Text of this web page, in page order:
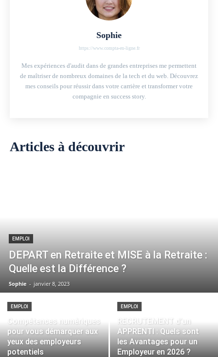
Sophie
https://www.compta-en-ligne.fr
Mes expériences d'audit dans de grandes entreprises me permettent
de maîtriser de nombreux domaines de la tech et du web. Découvrez
mes conseils pour réussir dans votre carrière et transformer votre
compagnie en success story.
Articles à découvrir
EMPLOI
DEPART en Retraite et MISE à la Retraite :
Quelle est la Différence ?
Sophie - janvier 8, 2023
EMPLOI
Compétences numériques
pour vous démarquer aux
yeux des employeurs
potentiels
EMPLOI
RECRUTEMENT d’un
APPRENTI : Quels sont
les Avantages pour un
Employeur en 2026 ?